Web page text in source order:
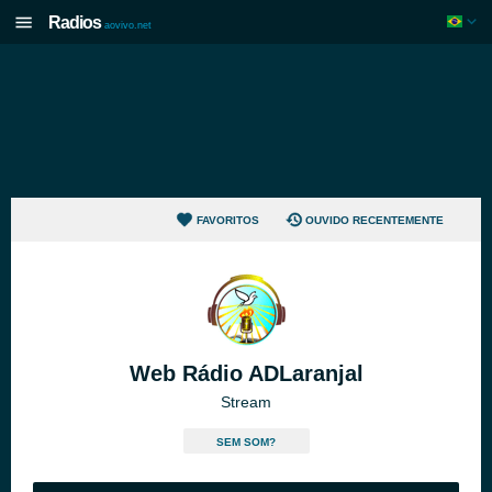
Radios aovivo.net
FAVORITOS OUVIDO RECENTEMENTE
Web Rádio ADLaranjal
Stream
SEM SOM?